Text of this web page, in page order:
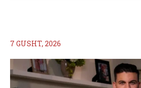
7 GUSHT, 2026